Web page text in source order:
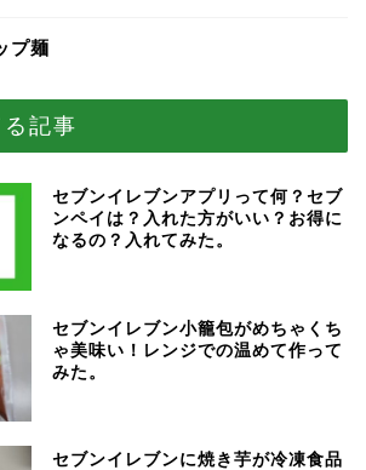
プ麺
記事
セブンイレブンアプリって何？セブ
ンペイは？入れた方がいい？お得に
なるの？入れてみた。
セブンイレブン小籠包がめちゃくち
ゃ美味い！レンジでの温めて作って
みた。
セブンイレブンに焼き芋が冷凍食品